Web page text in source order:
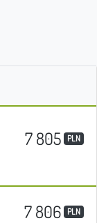
7 805 PLN
7 806 PLN